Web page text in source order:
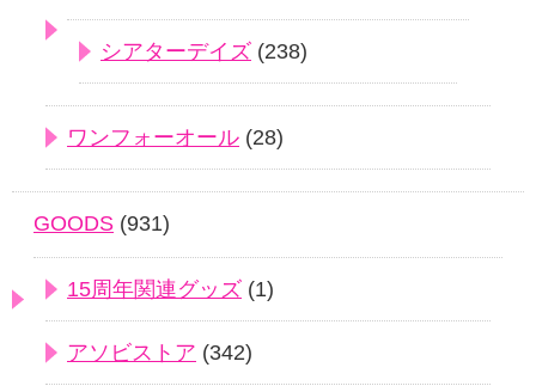
シアターデイズ (238)
ワンフォーオール (28)
GOODS (931)
15周年関連グッズ (1)
アソビストア (342)